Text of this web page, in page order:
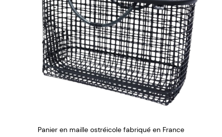
Panier en maille ostréicole fabriqué en France